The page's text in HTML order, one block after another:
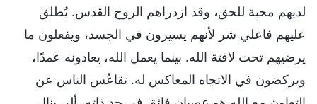
لديهم محبة للحق، وقد ازدراهم الروح القدس. يُطلق
عليهم فاعلي شر لأنهم يسيرون في الجسد، ويفعلون ما
يرضيهم تحت لافتة الله. بينما يعمل الله، يعادونه عمدًا،
ويركضون في الاتجاه المعاكس له. تقاعُس الناس عن